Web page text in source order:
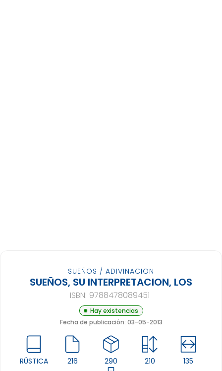
SUEÑOS / ADIVINACION
SUEÑOS, SU INTERPRETACION, LOS
ISBN: 9788478089451
Hay existencias
Fecha de publicación: 03-05-2013
RÚSTICA 216 290 210 135